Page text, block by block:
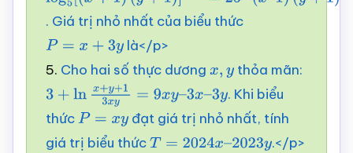
( y+1)]y +1=25–
(x –1 )( y+1)
. Giá trị nhỏ nhất của biểu thức
P=x+ 3 y
là</p>
5. Cho hai số thực dương x,y thỏa mãn:
3 +ln x+ y+13xy =9 xy–3x–3y . Khi biểu
thứcP=xy
đạt giá trị nhỏ nhất, tính
giá trị biểu thứcT=2024x–2023y .</p>